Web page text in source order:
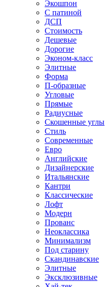
Экошпон
С патиной
ДСП
Стоимость
Дешевые
Дорогие
Эконом-класс
Элитные
Форма
П-образные
Угловые
Прямые
Радиусные
Скошенные углы
Стиль
Современные
Евро
Английские
Дизайнерские
Итальянские
Кантри
Классические
Лофт
Модерн
Прованс
Неоклассика
Минимализм
Под старину
Скандинавские
Элитные
Эксклюзивные